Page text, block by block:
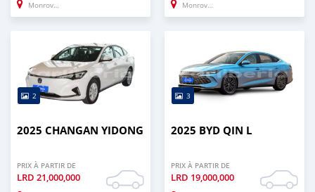
Monrovia Monrovia
2
2025 CHANGAN YIDONG
PRIX À PARTIR DE
LRD 21,000,000
3
2025 BYD QIN L
PRIX À PARTIR DE
LRD 19,000,000